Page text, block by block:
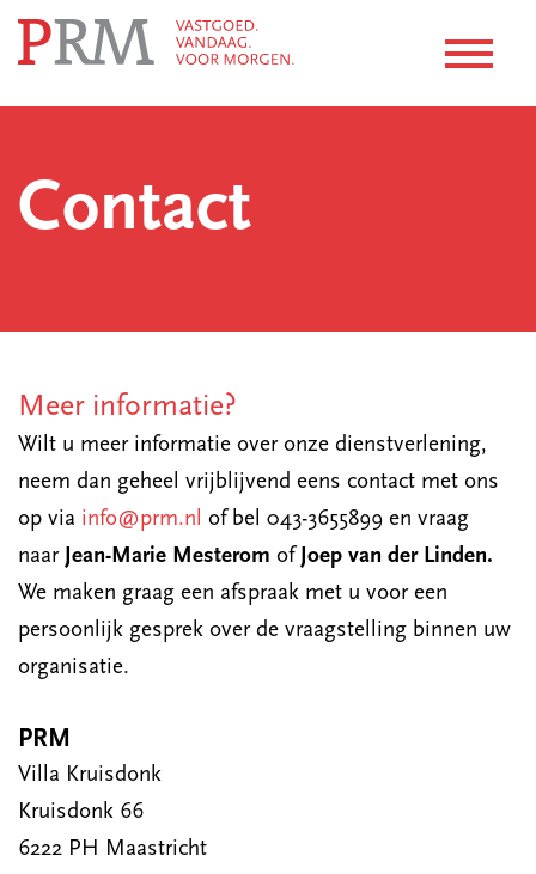
Contact
Meer informatie?
Wilt u meer informatie over onze dienstverlening,
neem dan geheel vrijblijvend eens contact met ons
op via info@prm.nl of bel 043-3655899 en vraag
naar Jean-Marie Mesterom of Joep van der Linden.
We maken graag een afspraak met u voor een
persoonlijk gesprek over de vraagstelling binnen uw
organisatie.
PRM
Villa Kruisdonk
Kruisdonk 66
6222 PH Maastricht